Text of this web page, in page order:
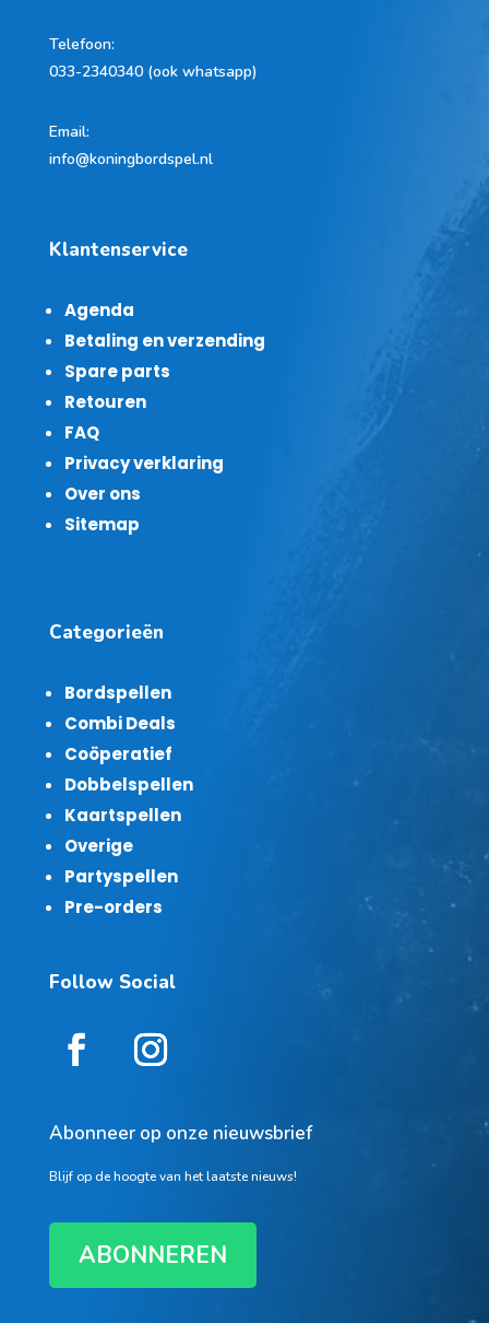
Telefoon:
033-2340340 (ook whatsapp)
Email:
info@koningbordspel.nl
Klantenservice
Agenda
Betaling en verzending
Spare parts
Retouren
FAQ
Privacy verklaring
Over ons
Sitemap
Categorieën
Bordspellen
Combi Deals
Coöperatief
Dobbelspellen
Kaartspellen
Overige
Partyspellen
Pre-orders
Follow Social
Abonneer op onze nieuwsbrief
Blijf op de hoogte van het laatste nieuws!
ABONNEREN